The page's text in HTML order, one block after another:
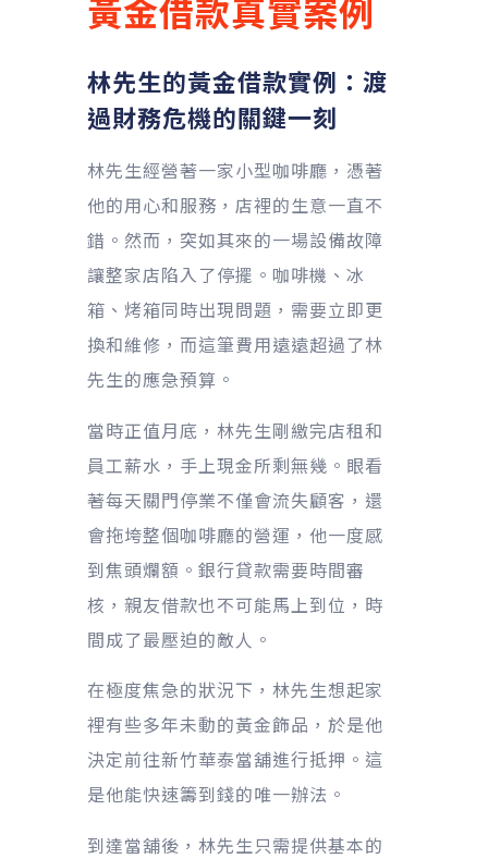
黃金借款真實案例
林先生的黃金借款實例：渡
過財務危機的關鍵一刻
林先生經營著一家小型咖啡廳，憑著
他的用心和服務，店裡的生意一直不
錯。然而，突如其來的一場設備故障
讓整家店陷入了停擺。咖啡機、冰
箱、烤箱同時出現問題，需要立即更
換和維修，而這筆費用遠遠超過了林
先生的應急預算。
當時正值月底，林先生剛繳完店租和
員工薪水，手上現金所剩無幾。眼看
著每天關門停業不僅會流失顧客，還
會拖垮整個咖啡廳的營運，他一度感
到焦頭爛額。銀行貸款需要時間審
核，親友借款也不可能馬上到位，時
間成了最壓迫的敵人。
在極度焦急的狀況下，林先生想起家
裡有些多年未動的黃金飾品，於是他
決定前往新竹華泰當舖進行抵押。這
是他能快速籌到錢的唯一辦法。
到達當舖後，林先生只需提供基本的